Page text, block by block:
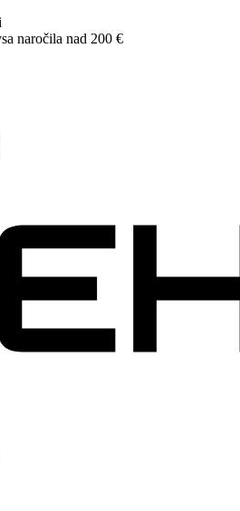
naročila nad 200 €